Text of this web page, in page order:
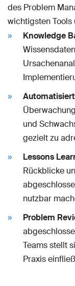
des Problem
wichtigsten Tools
Knowledge
und
gezielt zu
Lessons
Rückblicke
nutzbar
Problem
Teams stellt
Praxis